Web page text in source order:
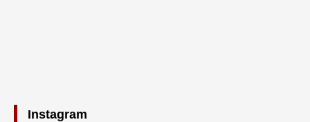
Instagram